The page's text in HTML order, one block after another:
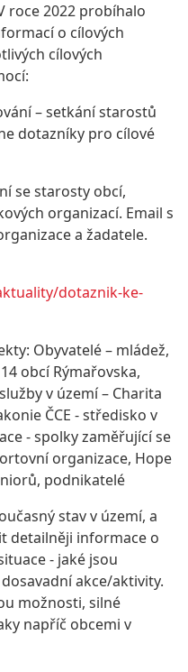
roce 2022 probíhalo
o cílových
cílových
– setkání starostů
dotazníky pro cílové
se starosty obcí,
organizací. Email s
a žadatele.
dotaznik-ke-
Obyvatelé – mládež,
obcí Rýmařovska,
v území – Charita
ČCE - středisko v
- spolky zaměřující se
organizace, Hope
podnikatelé
stav v území, a
detailněji informace o
- jaké jsou
akce/aktivity.
možnosti, silné
napříč obcemi v